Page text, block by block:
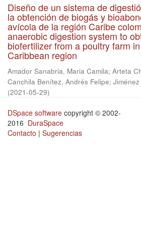
Diseño de un sistema de
la obtención de biogás y
avícola de la región Caribe
anaerobic digestion system to
biofertilizer from a poultry farm
Caribbean region
Amador Sanabria, Maria Camila; Arteta
Canchila Benítez, Andrés Felipe;
(2021-05-29)
DSpace software copyright © 2002-
2016 DuraSpace
Contacto | Sugerencias